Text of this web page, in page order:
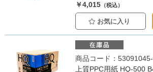
￥4,015 （税込）
お気に入り
商品コード：
上質PPC用紙 HQ-500